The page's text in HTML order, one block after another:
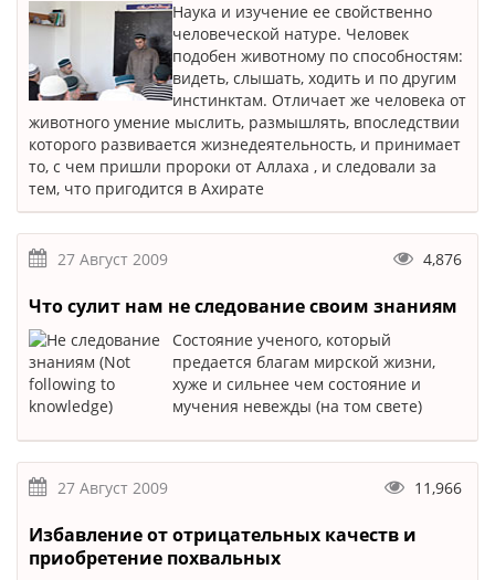
Наука и изучение ее свойственно
человеческой натуре. Человек
подобен животному по способностям:
видеть, слышать, ходить и по другим
инстинктам. Отличает же человека от
животного умение мыслить, размышлять, впоследствии
которого развивается жизнедеятельность, и принимает
то, с чем пришли пророки от Аллаха , и следовали за
тем, что пригодится в Ахирате
27 Август 2009 4,876
Что сулит нам не следование своим знаниям
Состояние ученого, который
предается благам мирской жизни,
хуже и сильнее чем состояние и
мучения невежды (на том свете)
27 Август 2009 11,966
Избавление от отрицательных качеств и
приобретение похвальных